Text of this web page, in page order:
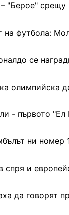
"Берое" срещу
на футбола:
се
олимпийска
- първото "Ел
ни номер
спря и
да говорят